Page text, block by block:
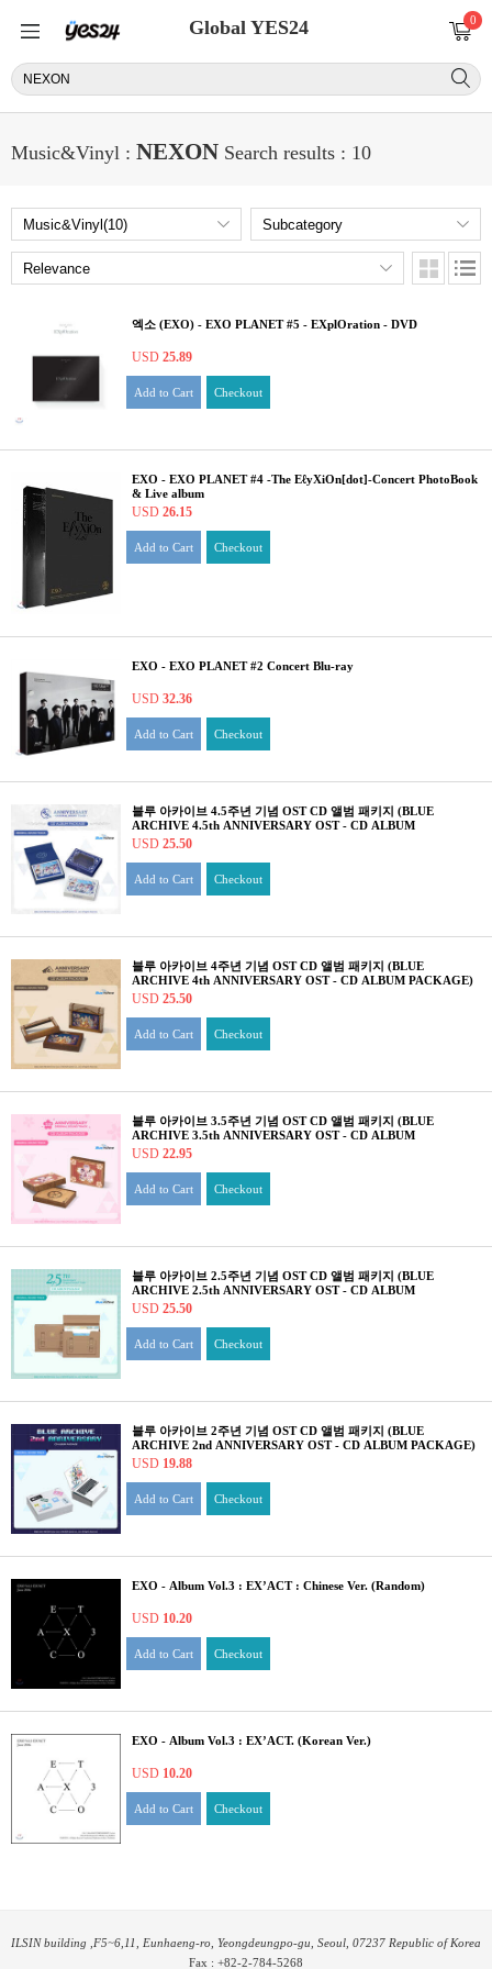
Global YES24 0
Music&Vinyl : NEXON Search results : 10
엑소 (EXO) - EXO PLANET #5 - EXplOration - DVD
USD 25.89
Add to Cart Checkout
EXO - EXO PLANET #4 -The EℓyXiOn[dot]-Concert PhotoBook
& Live album
USD 26.15
Add to Cart Checkout
EXO - EXO PLANET #2 Concert Blu-ray
USD 32.36
Add to Cart Checkout
블루 아카이브 4.5주년 기념 OST CD 앨범 패키지 (BLUE
ARCHIVE 4.5th ANNIVERSARY OST - CD ALBUM
PACKAGE)
USD 25.50
Add to Cart Checkout
블루 아카이브 4주년 기념 OST CD 앨범 패키지 (BLUE
ARCHIVE 4th ANNIVERSARY OST - CD ALBUM PACKAGE)
USD 25.50
Add to Cart Checkout
블루 아카이브 3.5주년 기념 OST CD 앨범 패키지 (BLUE
ARCHIVE 3.5th ANNIVERSARY OST - CD ALBUM
PACKAGE)
USD 22.95
Add to Cart Checkout
블루 아카이브 2.5주년 기념 OST CD 앨범 패키지 (BLUE
ARCHIVE 2.5th ANNIVERSARY OST - CD ALBUM
PACKAGE)
USD 25.50
Add to Cart Checkout
블루 아카이브 2주년 기념 OST CD 앨범 패키지 (BLUE
ARCHIVE 2nd ANNIVERSARY OST - CD ALBUM PACKAGE)
USD 19.88
Add to Cart Checkout
EXO - Album Vol.3 : EX’ACT : Chinese Ver. (Random)
USD 10.20
Add to Cart Checkout
EXO - Album Vol.3 : EX’ACT. (Korean Ver.)
USD 10.20
Add to Cart Checkout
ILSIN building ,F5~6,11, Eunhaeng-ro, Yeongdeungpo-gu, Seoul, 07237 Republic of Korea
Fax : +82-2-784-5268